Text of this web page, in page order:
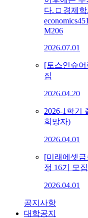
다. □ 경제
M206
2026.07.01
[토스인슈
집
2026.04.20
2026-1학기
희망자)
2026.04.01
[미래에셋
정 16기 모집
2026.04.01
공지사항
대학공지